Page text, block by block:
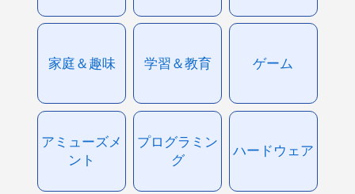
家庭＆趣味 学習＆教育 ゲーム
アミューズメ
ント
プログラミン
グ
ハードウェア